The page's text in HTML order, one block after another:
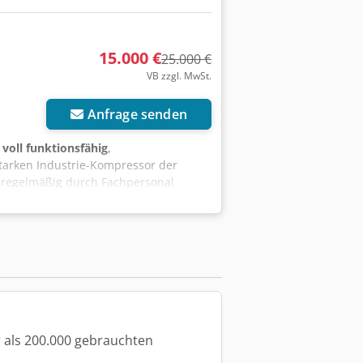
ausgetauscht Ölabscheidepatrone
Probelauf durchgeführt Ölstand
geprüft Antriebskupplung
15.000 €25.000 €
VB zzgl. MwSt.
Anfrage senden
voll funktionsfähig,
Industrie-Kompressor der
durch Fachpersonal
Daten: Typ: GA37 VSD+ FF
Stunden Zustand: Gebraucht,
vorheriger Terminabsprache
200.000 gebrauchten